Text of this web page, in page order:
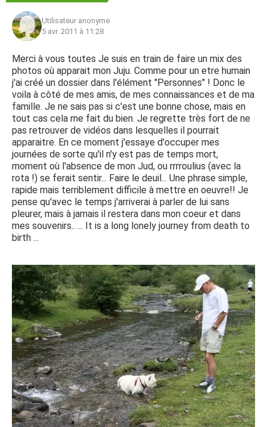
Utilisateur anonyme
5 avr. 2011 à 11:28
Merci à vous toutes Je suis en train de faire un mix des
photos où apparait mon Juju. Comme pour un etre humain
j'ai créé un dossier dans l'élément "Personnes" ! Donc le
voila à côté de mes amis, de mes connaissances et de ma
famille. Je ne sais pas si c'est une bonne chose, mais en
tout cas cela me fait du bien. Je regrette très fort de ne
pas retrouver de vidéos dans lesquelles il pourrait
apparaitre. En ce moment j'essaye d'occuper mes
journées de sorte qu'il n'y est pas de temps mort,
moment où l'absence de mon Jud, ou rrrroulius (avec la
rota !) se ferait sentir... Faire le deuil... Une phrase simple,
rapide mais terriblement difficile à mettre en oeuvre!! Je
pense qu'avec le temps j'arriverai à parler de lui sans
pleurer, mais à jamais il restera dans mon coeur et dans
mes souvenirs.. ... It is a long lonely journey from death to
birth ...